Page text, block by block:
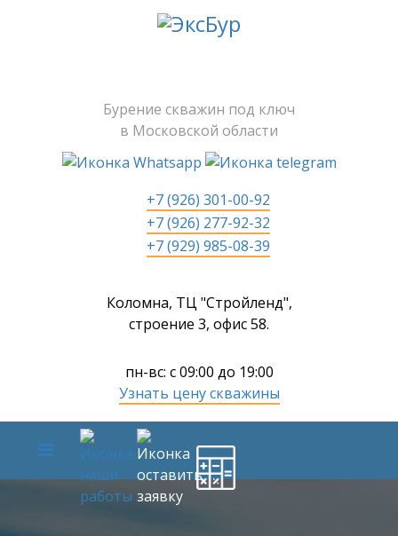
Бурение скважин под ключ
в Московской области
+7 (926) 301-00-92
+7 (926) 277-92-32
+7 (929) 985-08-39
Коломна, ТЦ "Стройленд",
строение 3, офис 58.
пн-вс: с 09:00 до 19:00
Узнать цену скважины